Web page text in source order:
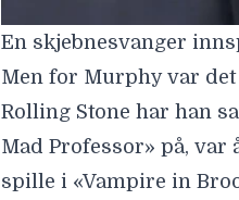
Det skjedde også en
stuntdouble
Sonja Davis
høyde. Etter 12-13
familien hennes